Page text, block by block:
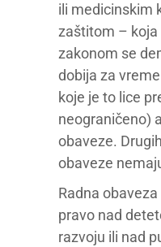
ili medicinskim
zaštitom – koja
zakonom se
dobija za
koje je to lice
neograničeno)
obaveze.
obaveze
Radna
pravo nad
razvoju ili nad